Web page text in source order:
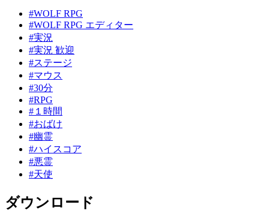
#WOLF RPG
#WOLF RPG エディター
#実況
#実況 歓迎
#ステージ
#マウス
#30分
#RPG
#１時間
#おばけ
#幽霊
#ハイスコア
#悪霊
#天使
ダウンロード